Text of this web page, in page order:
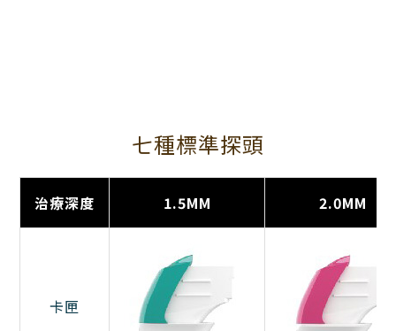
七種標準探頭
治療深度 1.5MM 2.0MM
卡匣